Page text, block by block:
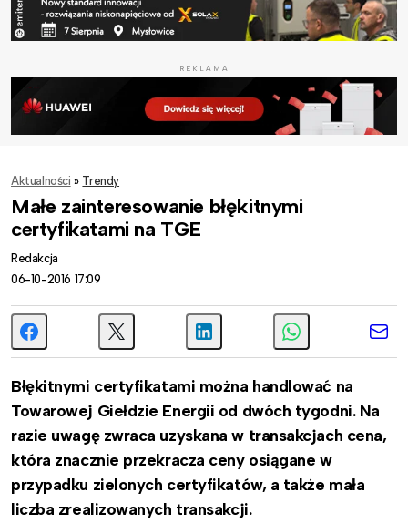
REKLAMA
Aktualności » Trendy
Małe zainteresowanie błękitnymi
certyfikatami na TGE
Redakcja
06-10-2016 17:09
Błękitnymi certyfikatami można handlować na
Towarowej Giełdzie Energii od dwóch tygodni. Na
razie uwagę zwraca uzyskana w transakcjach cena,
która znacznie przekracza ceny osiągane w
przypadku zielonych certyfikatów, a także mała
liczba zrealizowanych transakcji.